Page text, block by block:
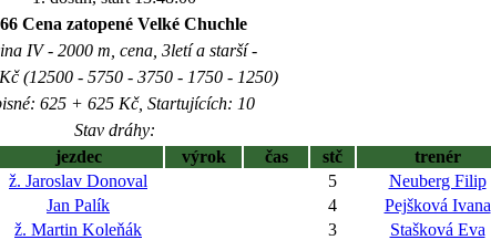
Cena zatopené Velké Chuchle
IV - 2000 m, cena, 3letí a starší -
(12500 - 5750 - 3750 - 1750 - 1250)
625 + 625 Kč, Startujících: 10
Stav dráhy:
jezdec výrok čas stč trenér
ž. Jaroslav Donoval 5
Neuberg Filip
Jan Palík 4
Pejšková Ivana
ž. Martin Koleňák 3
Stašková Eva